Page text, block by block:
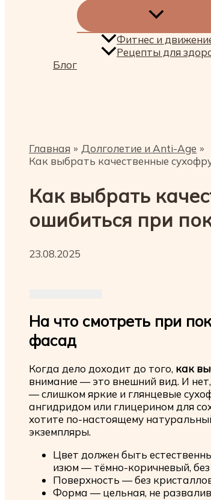
Фитнес и
Рецепты для
Блог
Главная
Долголетие и Anti-Age
Как выбрать качественные
Как выбрать
ошибиться при
23.08.2025
На что смотреть при
фасад
Когда дело доходит до того, как
внимание — это внешний вид. И
— слишком яркие и глянцевые
ангидридом или глицерином для
хотите по-настоящему
экземпляры.
Цвет должен быть
изюм — тёмно-коричневый, без
Поверхность — без
Форма — цельная, не